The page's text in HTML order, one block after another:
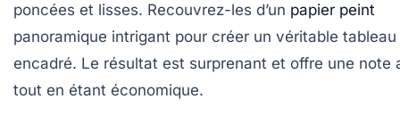
poncées et lisses. Recouvrez-les d’un papier peint
panoramique intrigant pour créer un véritable tableau
encadré. Le résultat est surprenant et offre une note
tout en étant économique.